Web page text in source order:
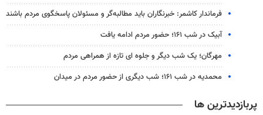
فرماندار کاشمر: خبرنگاران باید مطالبه‌گر و مسئولان پاسخگوی مردم باشند
آبیک در شب ۱۶۱؛ حضور مردم ادامه یافت
مهرگان؛ یک شب دیگر و جلوه ای تازه از همراهی مردم
محمدیه در شب ۱۶۱؛ شب دیگری از حضور مردم در میدان
پربازدیدترین ها